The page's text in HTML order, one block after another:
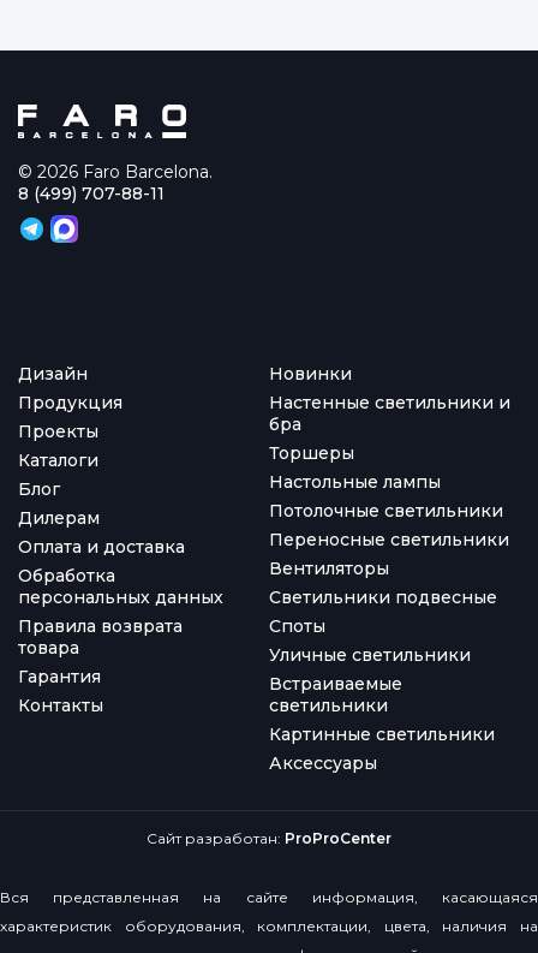
© 2026 Faro Barcelona.
Дизайн
Продукция
Проекты
Каталоги
Блог
Дилерам
Оплата и доставка
Обработка
персональных данных
Правила возврата
товара
Гарантия
Контакты
Новинки
Настенные светильники и
бра
Торшеры
Настольные лампы
Потолочные светильники
Переносные светильники
Вентиляторы
Светильники подвесные
Споты
Уличные светильники
Встраиваемые
светильники
Картинные светильники
Аксессуары
8 (499) 707-88-11
Сайт разработан: ProProCenter
Вся представленная на сайте информация, касающаяся
характеристик оборудования, комплектации, цвета, наличия на